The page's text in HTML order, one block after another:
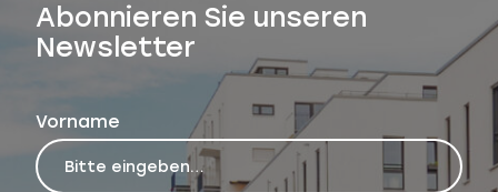
Abonnieren Sie unseren
Newsletter
Vorname